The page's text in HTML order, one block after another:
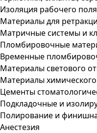
Изоляция рабочего
Материалы для
Матричные системы и
Пломбировочные
Временные
Материалы светового
Материалы
Цементы
Подкладочные и
Полирование и
Анестезия